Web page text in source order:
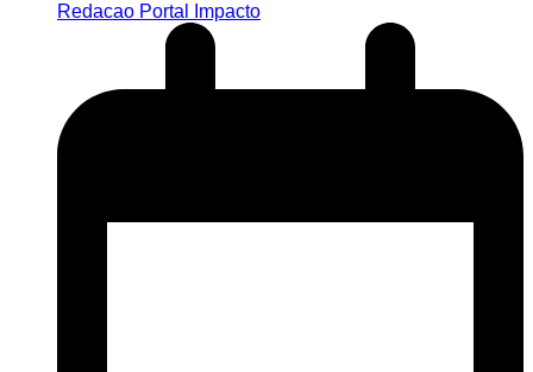
Redacao Portal Impacto